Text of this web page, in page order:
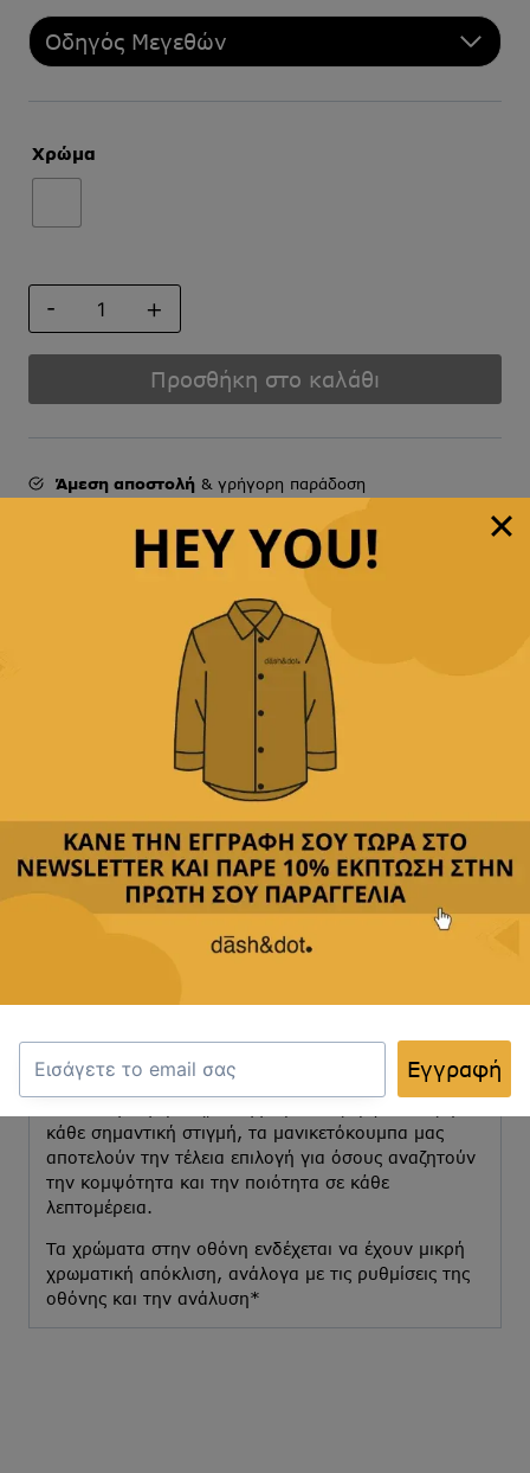
Οδηγός Μεγεθών
Χρώμα
ποσότητα
Προσθήκη στο καλάθι
Άμεση αποστολή& γρήγορη παράδοση
Δεχόμαστεόλες τις πιστωτικές & αντικαταβολή
Περιγραφή
Κριτικές(0)
Αποστολή & Επιστροφές
Επιλέξτε τα μανικετόκουμπα μας για να προσθέσετε
μία ξεχωριστή νότα κομψότητας στην εμφάνισή
Διαθέτουμε πληθώρα σχεδίων, από κλασικά και
κατασκευασμένα από υλικά υψηλής ποιότητας για
ανθεκτικότητα και μακροχρόνια χρήση.
κάθε σημαντική στιγμή, τα μανικετόκουμπα μας
αποτελούν την τέλεια επιλογή για όσους αναζητούν
την κομψότητα και την ποιότητα σε κάθε
λεπτομέρεια.
Τα χρώματα στην οθόνη ενδέχεται να έχουν μικρή
χρωματική απόκλιση, ανάλογα με τις ρυθμίσεις της
οθόνης και την ανάλυση*
Εγγραφή